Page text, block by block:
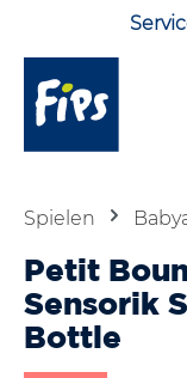
Zum Hauptinhalt
Spielen
Petit
Sensorik
Bottle